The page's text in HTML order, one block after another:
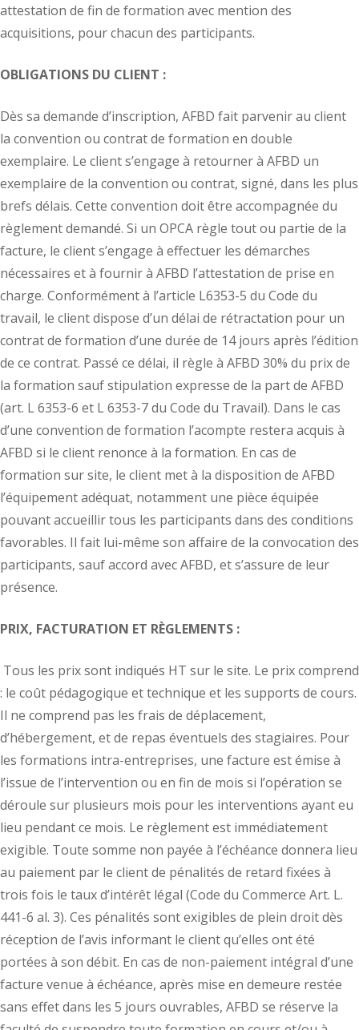
attestation de fin de formation avec mention des
acquisitions, pour chacun des participants.
OBLIGATIONS DU CLIENT :
Dès sa demande d’inscription, AFBD fait parvenir au client
la convention ou contrat de formation en double
exemplaire. Le client s’engage à retourner à AFBD un
exemplaire de la convention ou contrat, signé, dans les plus
brefs délais. Cette convention doit être accompagnée du
règlement demandé. Si un OPCA règle tout ou partie de la
facture, le client s’engage à effectuer les démarches
nécessaires et à fournir à AFBD l’attestation de prise en
charge. Conformément à l’article L6353-5 du Code du
travail, le client dispose d’un délai de rétractation pour un
contrat de formation d’une durée de 14 jours après l’édition
de ce contrat. Passé ce délai, il règle à AFBD 30% du prix de
la formation sauf stipulation expresse de la part de AFBD
(art. L 6353-6 et L 6353-7 du Code du Travail). Dans le cas
d’une convention de formation l’acompte restera acquis à
AFBD si le client renonce à la formation. En cas de
formation sur site, le client met à la disposition de AFBD
l’équipement adéquat, notamment une pièce équipée
pouvant accueillir tous les participants dans des conditions
favorables. Il fait lui-même son affaire de la convocation des
participants, sauf accord avec AFBD, et s’assure de leur
présence.
PRIX, FACTURATION ET RÈGLEMENTS :
Tous les prix sont indiqués HT sur le site. Le prix comprend
: le coût pédagogique et technique et les supports de cours.
Il ne comprend pas les frais de déplacement,
d’hébergement, et de repas éventuels des stagiaires. Pour
les formations intra-entreprises, une facture est émise à
l’issue de l’intervention ou en fin de mois si l’opération se
déroule sur plusieurs mois pour les interventions ayant eu
lieu pendant ce mois. Le règlement est immédiatement
exigible. Toute somme non payée à l’échéance donnera lieu
au paiement par le client de pénalités de retard fixées à
trois fois le taux d’intérêt légal (Code du Commerce Art. L.
441-6 al. 3). Ces pénalités sont exigibles de plein droit dès
réception de l’avis informant le client qu’elles ont été
portées à son débit. En cas de non-paiement intégral d’une
facture venue à échéance, après mise en demeure restée
sans effet dans les 5 jours ouvrables, AFBD se réserve la